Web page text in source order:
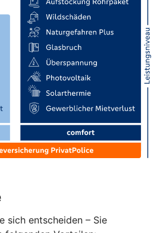
sich entscheiden – Sie